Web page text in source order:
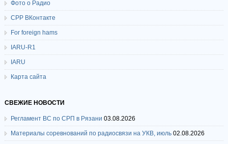
Фото о Радио
СРР ВКонтакте
For foreign hams
IARU-R1
IARU
Карта сайта
СВЕЖИЕ НОВОСТИ
Регламент ВС по СРП в Рязани 03.08.2026
Материалы соревнований по радиосвязи на УКВ, июль 02.08.2026